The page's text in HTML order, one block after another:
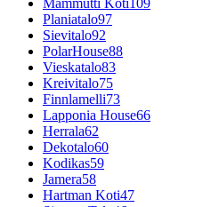
Mammutti Koti109
Planiatalo97
Sievitalo92
PolarHouse88
Vieskatalo83
Kreivitalo75
Finnlamelli73
Lapponia House66
Herrala62
Dekotalo60
Kodikas59
Jamera58
Hartman Koti47